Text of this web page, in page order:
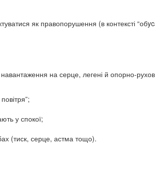
як правопорушення (в контексті
на серце, легені й опорно-
у спокої;
(тиск, серце, астма тощо).